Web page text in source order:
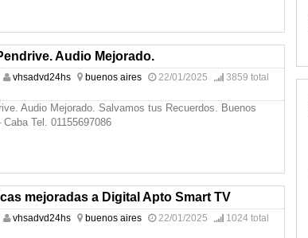
Audio Mejorado.
vhsadvd24hs buenos aires 22/01/2025
3859 total
Audio Mejorado. Salvamos tus Recuerdos. Buenos
Tel. 01155697086
mejoradas a Digital Apto Smart TV
vhsadvd24hs buenos aires 22/01/2025
1024 total